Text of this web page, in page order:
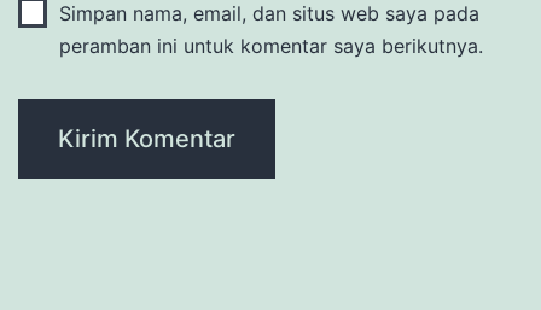
Simpan nama, email, dan situs web saya pada
peramban ini untuk komentar saya berikutnya.